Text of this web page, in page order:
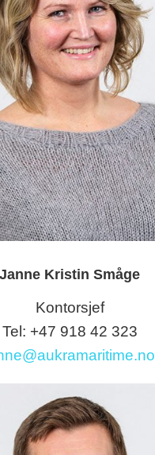
Janne Kristin Småge
Kontorsjef
Tel: +47 918 42 323